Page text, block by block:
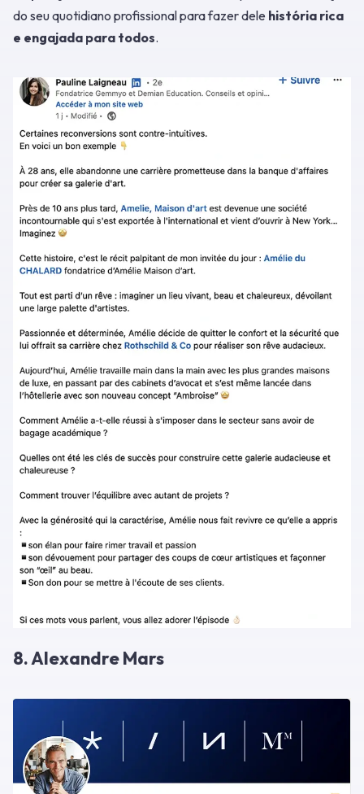
do seu quotidiano profissional para fazer dele história rica
e engajada para todos.
8. Alexandre Mars